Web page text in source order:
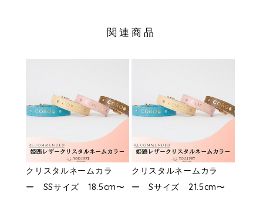
関連商品
クリスタルネームカラ
ー SSサイズ 18.5cm〜
クリスタルネームカラ
ー Sサイズ 21.5cm〜